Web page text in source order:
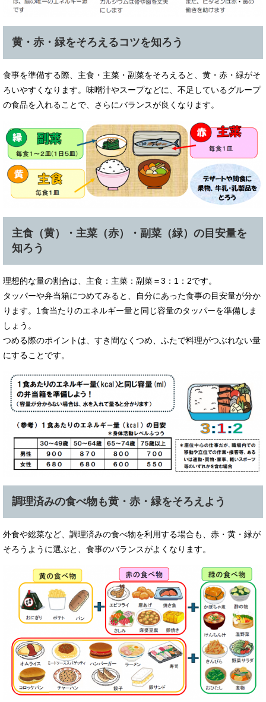
黄・赤・緑をそろえるコツを知ろう
食事を準備する際、主食・主菜・副菜をそろえると、黄・赤・緑がそ
ろいやすくなります。味噌汁やスープなどに、不足しているグループ
の食品を入れることで、さらにバランスが良くなります。
主食（黄）・主菜（赤）・副菜（緑）の目安量を
知ろう
理想的な量の割合は、主食：主菜：副菜＝3：1：2です。
タッパーや弁当箱につめてみると、自分にあった食事の目安量が分か
ります。1食当たりのエネルギー量と同じ容量のタッパーを準備しま
しょう。
つめる際のポイントは、すき間なくつめ、ふたで料理がつぶれない量
にすることです。
調理済みの食べ物も黄・赤・緑をそろえよう
外食や総菜など、調理済みの食べ物を利用する場合も、赤・黄・緑が
そろうように選ぶと、食事のバランスがよくなります。